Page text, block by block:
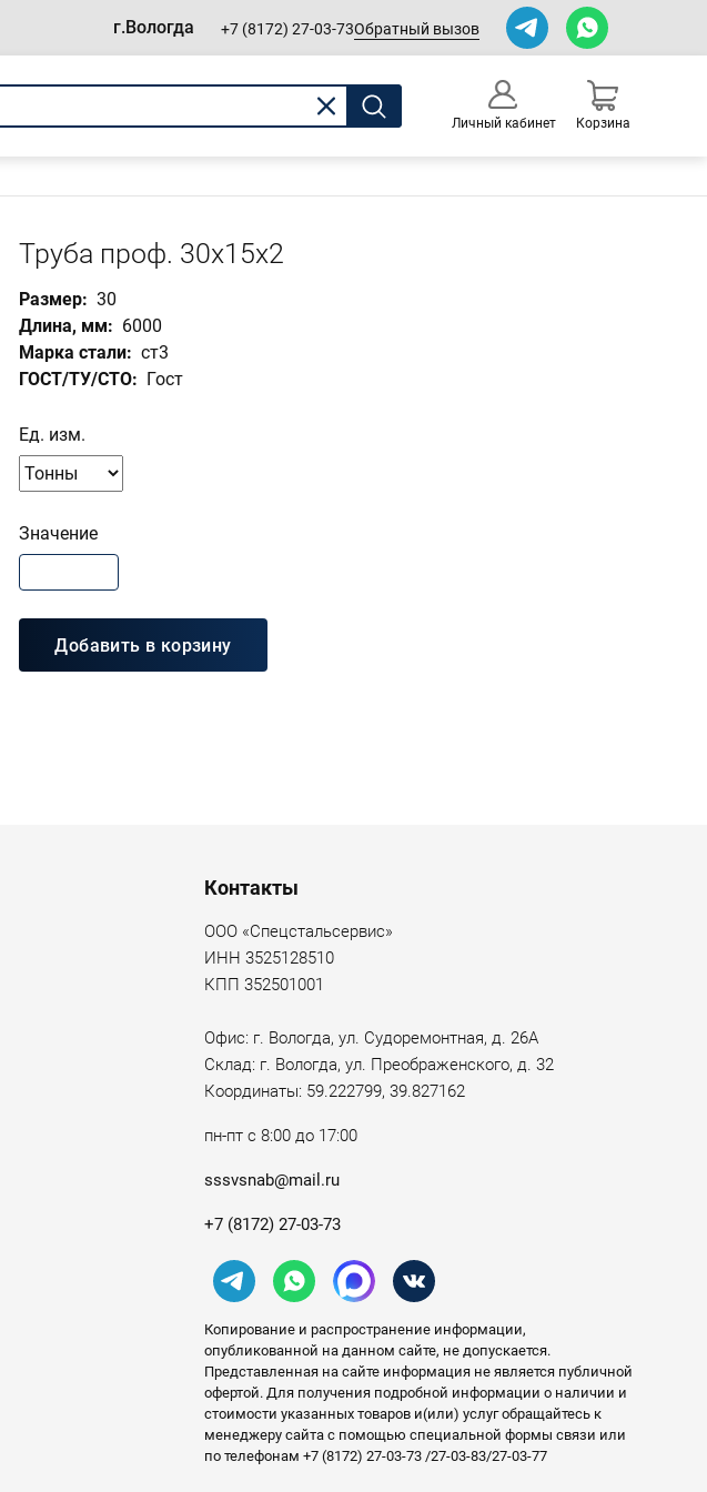
г.Вологда +7 (8172) 27-03-73Обратный вызов
Личный кабинет Корзина
Труба проф. 30х15х2
Размер
30
Длина, мм
6000
Марка стали
ст3
ГОСТ/ТУ/СТО
Гост
Ед. изм.
Значение
Добавить в корзину
Контакты
ООО «Спецстальсервис»
ИНН 3525128510
КПП 352501001
Офис: г. Вологда, ул. Судоремонтная, д. 26А
Склад: г. Вологда, ул. Преображенского, д. 32
Координаты: 59.222799, 39.827162
пн-пт с 8:00 до 17:00
sssvsnab@mail.ru
+7 (8172) 27-03-73
Копирование и распространение информации,
опубликованной на данном сайте, не допускается.
Представленная на сайте информация не является публичной
офертой. Для получения подробной информации о наличии и
стоимости указанных товаров и(или) услуг обращайтесь к
менеджеру сайта с помощью специальной формы связи или
по телефонам +7 (8172) 27-03-73 /27-03-83/27-03-77